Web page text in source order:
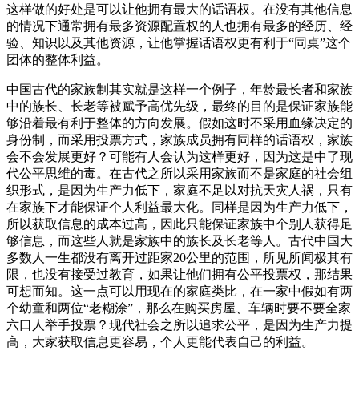
这样做的好处是可以让他拥有最大的话语权。在没有其他信息
的情况下通常拥有最多资源配置权的人也拥有最多的经历、经
验、知识以及其他资源，让他掌握话语权更有利于“同桌”这个
团体的整体利益。
中国古代的家族制其实就是这样一个例子，年龄最长者和家族
中的族长、长老等被赋予高优先级，最终的目的是保证家族能
够沿着最有利于整体的方向发展。假如这时不采用血缘决定的
身份制，而采用投票方式，家族成员拥有同样的话语权，家族
会不会发展更好？可能有人会认为这样更好，因为这是中了现
代公平思维的毒。在古代之所以采用家族而不是家庭的社会组
织形式，是因为生产力低下，家庭不足以对抗天灾人祸，只有
在家族下才能保证个人利益最大化。同样是因为生产力低下，
所以获取信息的成本过高，因此只能保证家族中个别人获得足
够信息，而这些人就是家族中的族长及长老等人。古代中国大
多数人一生都没有离开过距家20公里的范围，所见所闻极其有
限，也没有接受过教育，如果让他们拥有公平投票权，那结果
可想而知。这一点可以用现在的家庭类比，在一家中假如有两
个幼童和两位“老糊涂”，那么在购买房屋、车辆时要不要全家
六口人举手投票？现代社会之所以追求公平，是因为生产力提
高，大家获取信息更容易，个人更能代表自己的利益。